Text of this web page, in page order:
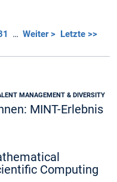
… Weiter > Letzte >>
MANAGEMENT & DIVERSITY
MINT-Erlebnis
Computing